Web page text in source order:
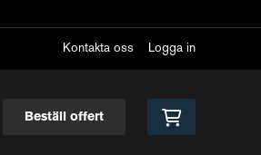
Kontakta oss Logga in
Beställ offert